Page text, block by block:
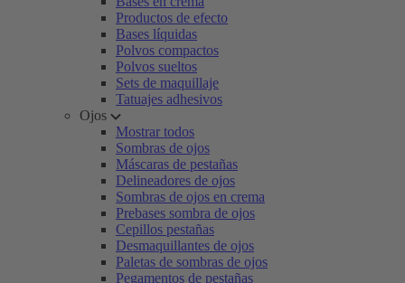
Productos de efecto
Bases líquidas
Polvos compactos
Polvos sueltos
Sets de maquillaje
Tatuajes adhesivos
Ojos
Mostrar todos
Sombras de ojos
Máscaras de pestañas
Delineadores de ojos
Sombras de ojos en crema
Prebases sombra de ojos
Cepillos pestañas
Desmaquillantes de ojos
Paletas de sombras de ojos
Pegamentos de pestañas